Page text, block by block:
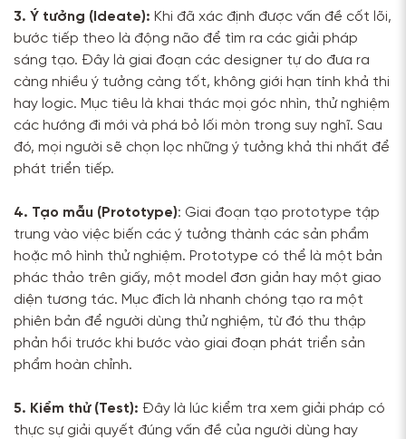
3. Ý tưởng (Ideate): Khi đã xác định được vấn đề cốt lõi,
bước tiếp theo là động não để tìm ra các giải pháp
sáng tạo. Đây là giai đoạn các designer tự do đưa ra
càng nhiều ý tưởng càng tốt, không giới hạn tính khả thi
hay logic. Mục tiêu là khai thác mọi góc nhìn, thử nghiệm
các hướng đi mới và phá bỏ lối mòn trong suy nghĩ. Sau
đó, mọi người sẽ chọn lọc những ý tưởng khả thi nhất để
phát triển tiếp.
4. Tạo mẫu (Prototype): Giai đoạn tạo prototype tập
trung vào việc biến các ý tưởng thành các sản phẩm
hoặc mô hình thử nghiệm. Prototype có thể là một bản
phác thảo trên giấy, một model đơn giản hay một giao
diện tương tác. Mục đích là nhanh chóng tạo ra một
phiên bản để người dùng thử nghiệm, từ đó thu thập
phản hồi trước khi bước vào giai đoạn phát triển sản
phẩm hoàn chỉnh.
5. Kiểm thử (Test): Đây là lúc kiểm tra xem giải pháp có
thực sự giải quyết đúng vấn đề của người dùng hay